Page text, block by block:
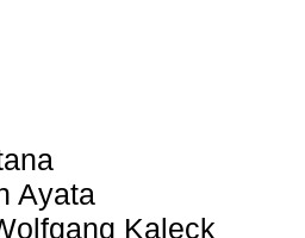
Ayata
Kaleck